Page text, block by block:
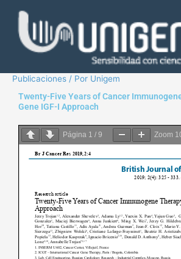
contenido
Publicaciones / Por Unigem
Twenty-Five Years of Cancer
Gene IGF-I Approach
Página 1 / 9 Zoom